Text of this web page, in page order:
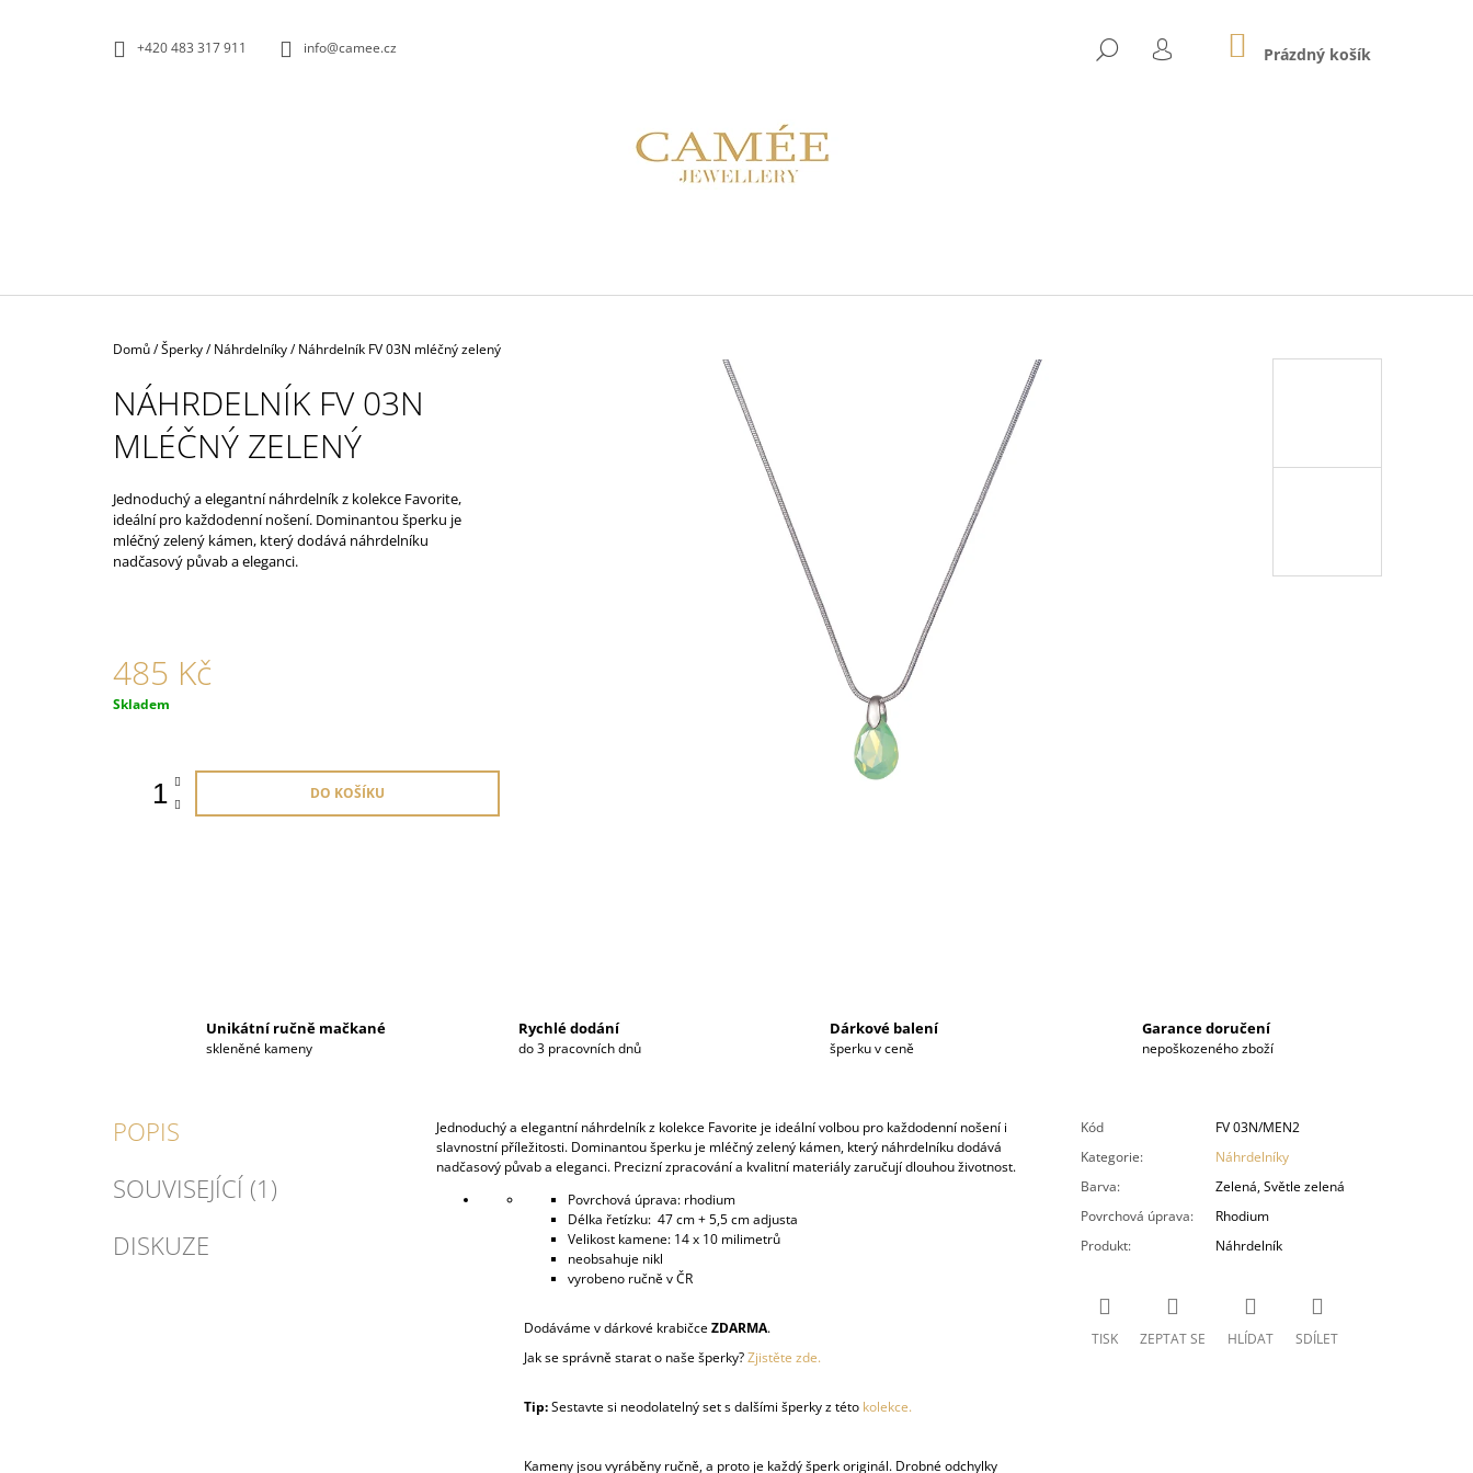
+420 483 317 911 info@camee.cz HLEDAT
PŘIHLÁŠENÍ
NÁKUPNÍ
KOŠÍK
Prázdný košík
Domů/Šperky/ Náhrdelníky/ Náhrdelník FV 03N mléčný zelený
NÁHRDELNÍK FV 03N
MLÉČNÝ ZELENÝ
Jednoduchý a elegantní náhrdelník z kolekce Favorite,
ideální pro každodenní nošení. Dominantou šperku je
mléčný zelený kámen, který dodává náhrdelníku
nadčasový půvab a eleganci.
485 Kč
Měrná
Skladem
DO KOŠÍKU
Unikátní ručně mačkané
skleněné kameny
Rychlé dodání
do 3 pracovních dnů
Dárkové balení
šperku v ceně
Garance doručení
nepoškozeného zboží
POPIS
SOUVISEJÍCÍ (1)
DISKUZE
Jednoduchý a elegantní náhrdelník z kolekce Favorite je ideální volbou pro každodenní nošení i
slavnostní příležitosti. Dominantou šperku je mléčný zelený kámen, který náhrdelníku dodává
nadčasový půvab a eleganci. Precizní zpracování a kvalitní materiály zaručují dlouhou životnost.
Povrchová úprava: rhodium
Délka řetízku: 47 cm + 5,5 cm adjusta
Velikost kamene: 14 x 10 milimetrů
neobsahuje nikl
vyrobeno ručně v ČR
Dodáváme v dárkové krabičceZDARMA.
Jak se správně starat o naše šperky?Zjistěte zde.
Tip:Sestavte si neodolatelný set s dalšími šperky z této kolekce.
Kameny jsou vyráběny ručně, a proto je každý šperk originál. Drobné odchylky
Kód
FV 03N/MEN2
Kategorie:
Náhrdelníky
Barva:
Zelená, Světle zelená
Povrchová úprava:
Rhodium
Produkt: Náhrdelník
TISK ZEPTAT SE HLÍDAT SDÍLET
CO POTŘEBUJETE NAJÍT?
DOPORUČUJEME
ORANŽOVÉ
825 Kč
NÁUŠNICE SDC 01E SVĚTLE RŮŽOVÉ